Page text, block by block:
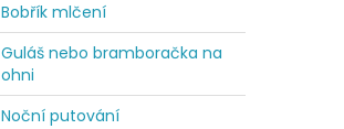
Bobřík mlčení
Guláš nebo bramboračka na
ohni
Noční putování